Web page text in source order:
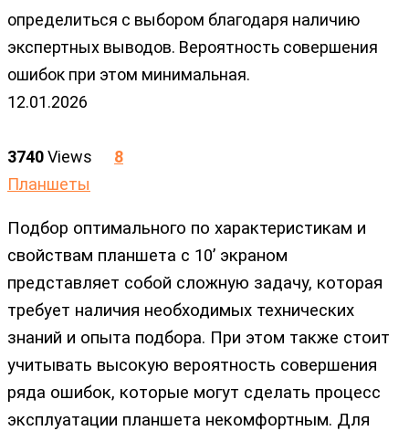
определиться с выбором благодаря наличию
экспертных выводов. Вероятность совершения
ошибок при этом минимальная.
12.01.2026
3740Views
8
Планшеты
Подбор оптимального по характеристикам и
свойствам планшета с 10’ экраном
представляет собой сложную задачу, которая
требует наличия необходимых технических
знаний и опыта подбора. При этом также стоит
учитывать высокую вероятность совершения
ряда ошибок, которые могут сделать процесс
эксплуатации планшета некомфортным. Для